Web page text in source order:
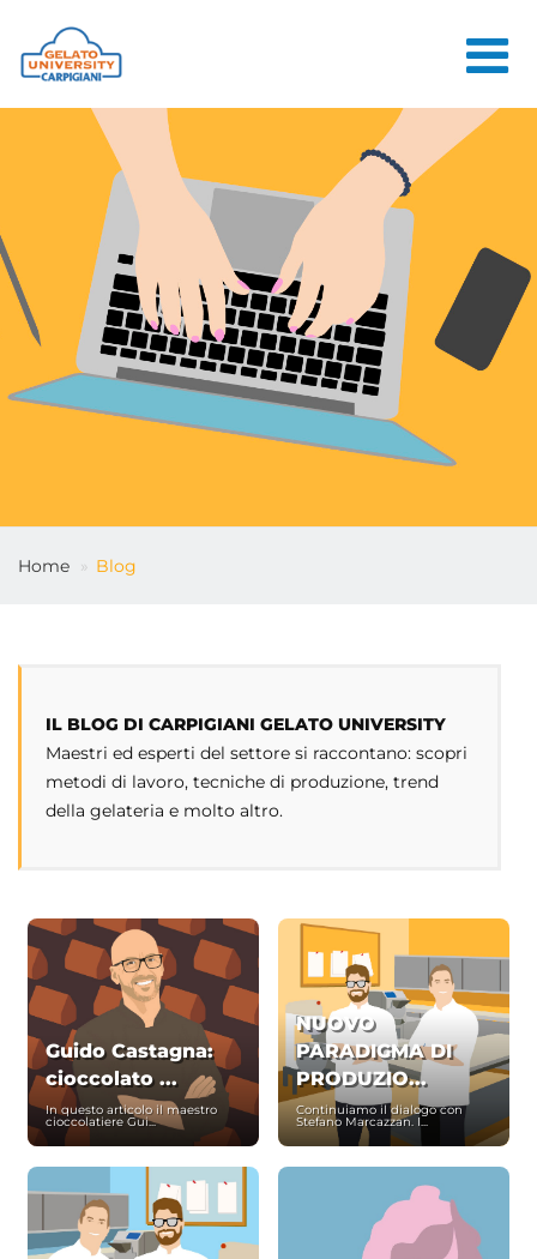
LA SCUOLA
CORSI ONLINE
CORSI
CONSULENZE
JOB CENTER
ACCEDI
Home Blog
IL BLOG DI CARPIGIANI GELATO UNIVERSITY
Maestri ed esperti del settore si raccontano: scopri
metodi di lavoro, tecniche di produzione, trend
della gelateria e molto altro.
Guido Castagna:
cioccolato ...
In questo articolo il maestro
cioccolatiere Gui...
NUOVO
PARADIGMA DI
PRODUZIO...
Continuiamo il dialogo con
Stefano Marcazzan. I...